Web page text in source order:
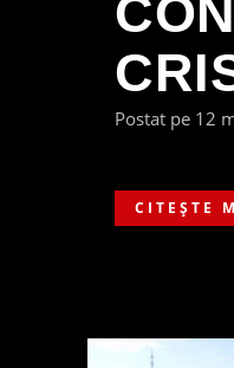
Postat pe 12
CITEȘTE